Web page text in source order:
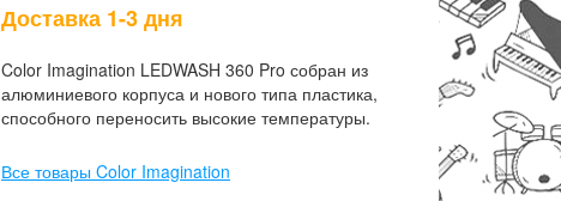
Доставка 1-3 дня
Color Imagination LEDWASH 360 Pro собран из
алюминиевого корпуса и нового типа пластика,
способного переносить высокие температуры.
Все товары Color Imagination